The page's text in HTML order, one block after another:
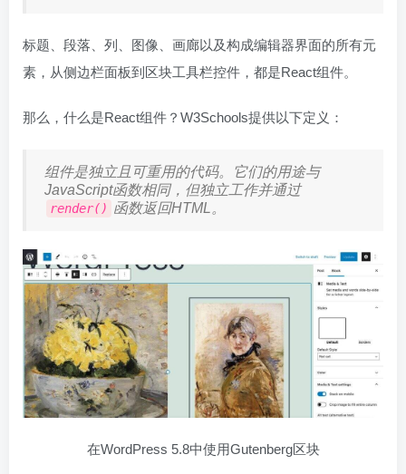
标题、段落、列、图像、画廊以及构成编辑器界面的所有元
素，从侧边栏面板到区块工具栏控件，都是React组件。
那么，什么是React组件？W3Schools提供以下定义：
组件是独立且可重用的代码。它们的用途与
JavaScript函数相同，但独立工作并通过
render() 函数返回HTML。
在WordPress 5.8中使用Gutenberg区块